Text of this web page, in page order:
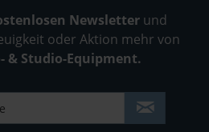
Newsletter und
oder Aktion mehr von
& Studio-Equipment.